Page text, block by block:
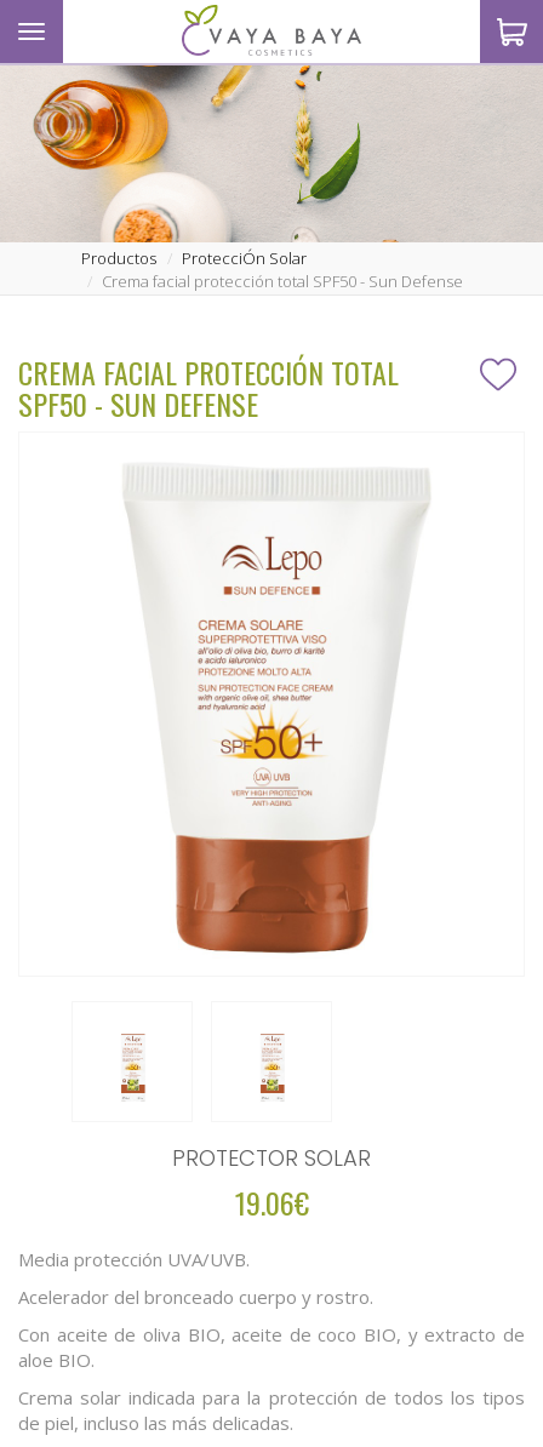
Toggle navigation
Productos
ProtecciÓn Solar
Crema facial protección total SPF50 - Sun Defense
CREMA FACIAL PROTECCIÓN TOTAL
SPF50 - SUN DEFENSE
PROTECTOR SOLAR
19.06€
Media protección UVA/UVB.
Acelerador del bronceado cuerpo y rostro.
Con aceite de oliva BIO, aceite de coco BIO, y extracto de
aloe BIO.
Crema solar indicada para la protección de todos los tipos
de piel, incluso las más delicadas.